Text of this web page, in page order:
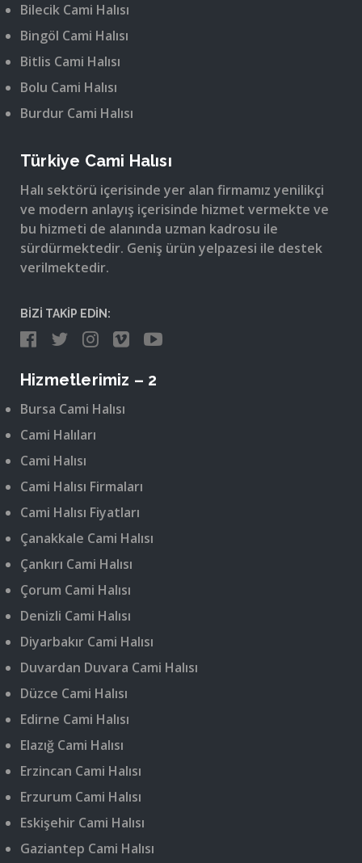
Bilecik Cami Halısı
Bingöl Cami Halısı
Bitlis Cami Halısı
Bolu Cami Halısı
Burdur Cami Halısı
Türkiye Cami Halısı
Halı sektörü içerisinde yer alan firmamız yenilikçi
ve modern anlayış içerisinde hizmet vermekte ve
bu hizmeti de alanında uzman kadrosu ile
sürdürmektedir. Geniş ürün yelpazesi ile destek
verilmektedir.
BİZİ TAKİP EDİN:
Hizmetlerimiz – 2
Bursa Cami Halısı
Cami Halıları
Cami Halısı
Cami Halısı Firmaları
Cami Halısı Fiyatları
Çanakkale Cami Halısı
Çankırı Cami Halısı
Çorum Cami Halısı
Denizli Cami Halısı
Diyarbakır Cami Halısı
Duvardan Duvara Cami Halısı
Düzce Cami Halısı
Edirne Cami Halısı
Elazığ Cami Halısı
Erzincan Cami Halısı
Erzurum Cami Halısı
Eskişehir Cami Halısı
Gaziantep Cami Halısı